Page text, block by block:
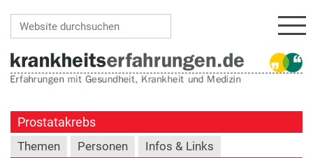
Prostatakrebs
Themen Personen Infos & Links